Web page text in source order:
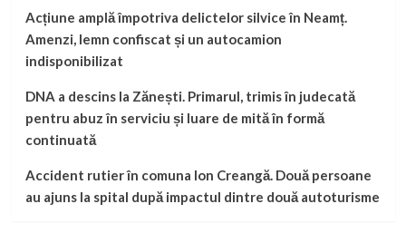
Acțiune amplă împotriva delictelor silvice în Neamț.
Amenzi, lemn confiscat și un autocamion
indisponibilizat
DNA a descins la Zănești. Primarul, trimis în judecată
pentru abuz în serviciu și luare de mită în formă
continuată
Accident rutier în comuna Ion Creangă. Două persoane
au ajuns la spital după impactul dintre două autoturisme